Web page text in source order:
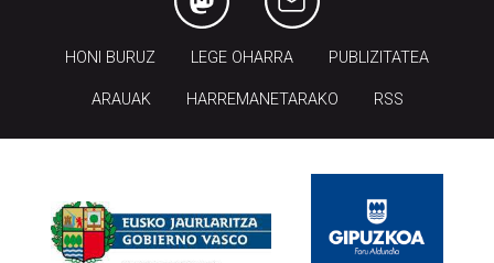
HONI BURUZ LEGE OHARRA PUBLIZITATEA
ARAUAK HARREMANETARAKO RSS